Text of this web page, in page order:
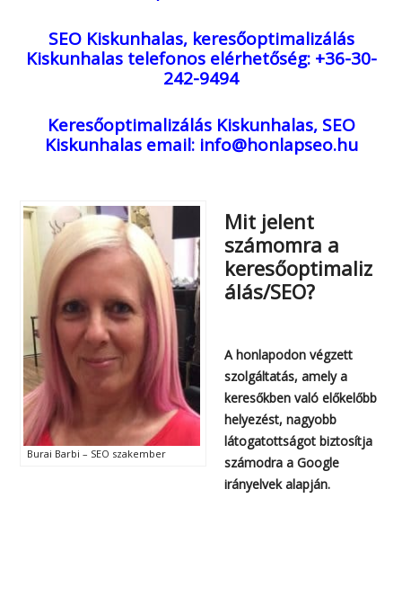
SEO Kiskunhalas, keresőoptimalizálás
Kiskunhalas telefonos elérhetőség: +36-30-
242-9494
Keresőoptimalizálás Kiskunhalas, SEO
Kiskunhalas email: info@honlapseo.hu
Burai Barbi – SEO szakember
Mit jelent
számomra a
keresőoptimaliz
álás/SEO?
A honlapodon végzett
szolgáltatás, amely a
keresőkben való előkelőbb
helyezést, nagyobb
látogatottságot biztosítja
számodra a Google
irányelvek alapján.